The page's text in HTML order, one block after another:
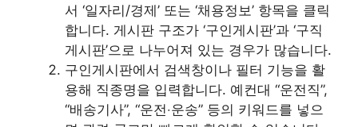
서 ‘일자리/경제’ 또는 ‘채용정보’ 항목을 클릭
합니다. 게시판 구조가 ‘구인게시판’과 ‘구직
게시판’으로 나누어져 있는 경우가 많습니다.
구인게시판에서 검색창이나 필터 기능을 활
용해 직종명을 입력합니다. 예컨대 “운전직”,
“배송기사”, “운전‧운송” 등의 키워드를 넣으